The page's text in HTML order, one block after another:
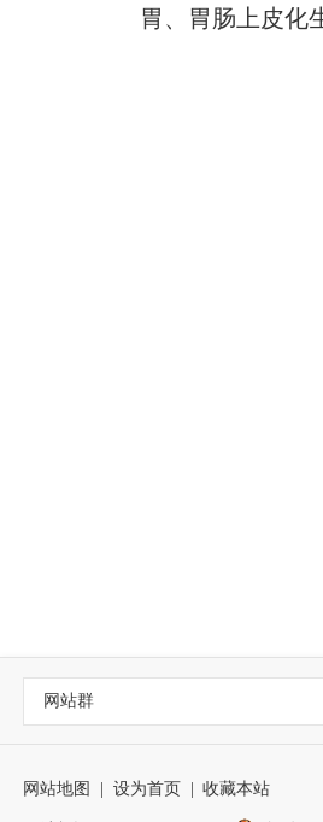
胃、胃肠上皮化
网站群
网站地图 | 设为首页 | 收藏本站